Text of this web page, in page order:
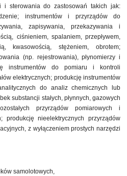
i sterowania do zastosowań takich jak:
instrumentów i przyrządów do
zapisywania, przekazywania i
ciśnieniem, spalaniem, przepływem,
kwasowością, stężeniem, obrotem;
(np. rejestrowania), płynomierzy i
instrumentów do pomiaru i kontroli
elektrycznych; produkcję instrumentów
do analiz chemicznych lub
substancji stałych, płynnych, gazowych
przyrządów pomiarowych i
produkcję nieelektrycznych przyrządów
z wyłączeniem prostych narzędzi
samolotowych,